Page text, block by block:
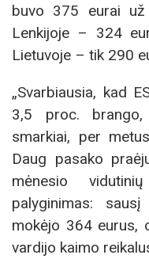
buvo 375 eurai
Lenkijoje – 324
Lietuvoje – tik 290
„Svarbiausia, kad
3,5 proc.
smarkiai, per
Daug pasako
mėnesio
palyginimas:
mokėjo 364 eurus,
vardijo kaimo